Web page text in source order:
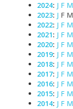
2024: J F M
2023: J F M
2022: J F M
2021: J F M
2020: J F M
2019: J F M
2018: J F M
2017: J F M
2016: J F M
2015: J F M
2014: J F M